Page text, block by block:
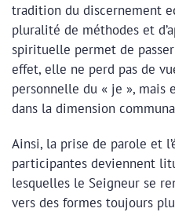
tradition du discernement
pluralité de méthodes et
spirituelle permet de
effet, elle ne perd pas de
personnelle du « je », mais
dans la dimension
Ainsi, la prise de parole et
participantes deviennent
lesquelles le Seigneur se
vers des formes toujours